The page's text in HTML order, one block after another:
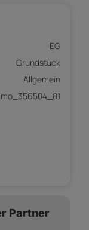
EG
Grundstück
Allgemein
Partner